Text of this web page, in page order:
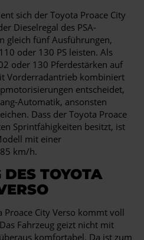
sich der Toyota Proace City
Dieselregal des PSA-
gleich fünf Ausführungen,
oder 130 PS leisten. Als
oder 130 Pferdestärken auf
Vorderradantrieb kombiniert
entscheidet,
Automatik, ansonsten
Dass der Toyota Proace
Sprintfähigkeiten besitzt, ist
mit einer
km/h.
TOYOTA
Proace City Verso kommt voll
Fahrzeug geizt nicht mit
komfortabel. Da ist zum